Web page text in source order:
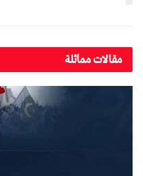
مقالات مماثلة